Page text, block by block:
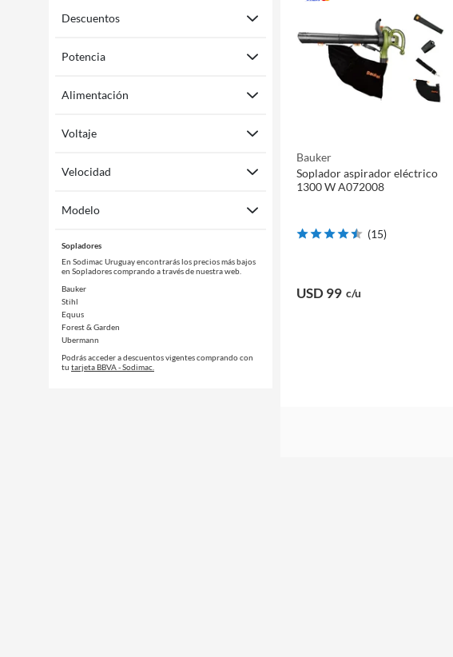
Descuentos
Potencia
Alimentación
Voltaje
Velocidad
Modelo
Sopladores
En Sodimac Uruguay encontrarás los precios más bajos
en Sopladores comprando a través de nuestra web.
Bauker
Stihl
Equus
Forest & Garden
Ubermann
Podrás acceder a descuentos vigentes comprando con
tu tarjeta BBVA - Sodimac.
Bauker
Soplador aspirador eléctrico
1300 W A072008
(15)
USD 99 c/u